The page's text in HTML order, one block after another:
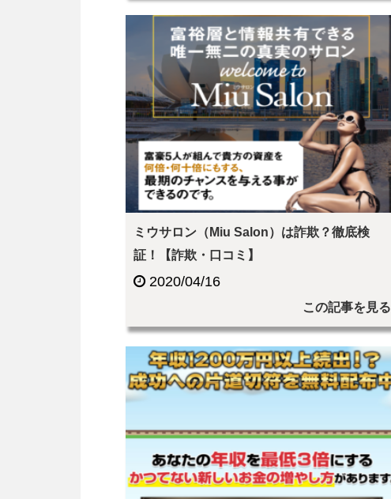
ミウサロン（Miu Salon）は詐欺？徹底検
証！【詐欺・口コミ】
2020/04/16
この記事を見る